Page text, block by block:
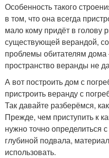
Особенность такого
в том, что она всегда
мало кому придёт в голову
существующей верандой,
проблемы обитателям дома
пространство веранды не
А вот построить дом с
пристроить веранду с
Так давайте разберёмся,
Прежде, чем приступить к
нужно точно определиться
глубиной подвала,
использовать.